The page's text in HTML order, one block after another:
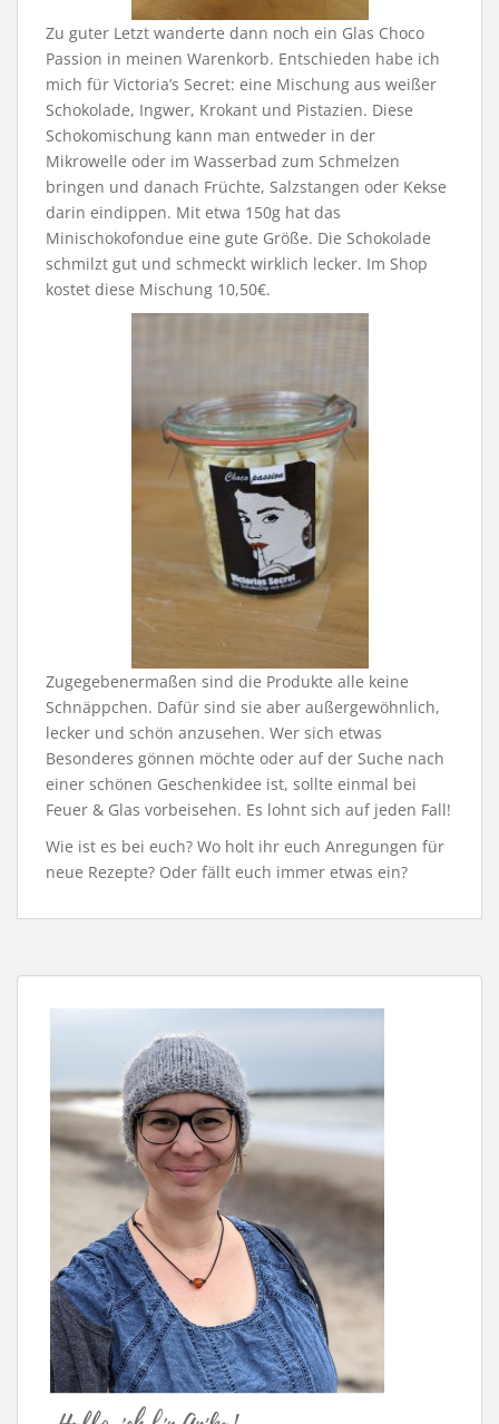
Zu guter Letzt wanderte dann noch ein Glas Choco
Passion in meinen Warenkorb. Entschieden habe ich
mich für Victoria’s Secret: eine Mischung aus weißer
Schokolade, Ingwer, Krokant und Pistazien. Diese
Schokomischung kann man entweder in der
Mikrowelle oder im Wasserbad zum Schmelzen
bringen und danach Früchte, Salzstangen oder Kekse
darin eindippen. Mit etwa 150g hat das
Minischokofondue eine gute Größe. Die Schokolade
schmilzt gut und schmeckt wirklich lecker. Im Shop
kostet diese Mischung 10,50€.
Zugegebenermaßen sind die Produkte alle keine
Schnäppchen. Dafür sind sie aber außergewöhnlich,
lecker und schön anzusehen. Wer sich etwas
Besonderes gönnen möchte oder auf der Suche nach
einer schönen Geschenkidee ist, sollte einmal bei
Feuer & Glas vorbeisehen. Es lohnt sich auf jeden Fall!
Wie ist es bei euch? Wo holt ihr euch Anregungen für
neue Rezepte? Oder fällt euch immer etwas ein?